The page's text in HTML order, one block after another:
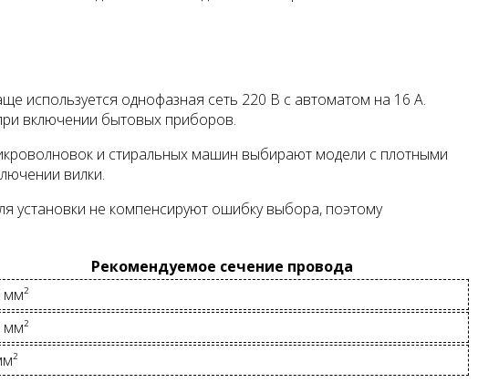
используется однофазная сеть 220 В с автоматом на 16 А.
включении бытовых приборов.
и стиральных машин выбирают модели с плотными
вилки.
установки не компенсируют ошибку выбора, поэтому
Рекомендуемое сечение провода
мм²
мм²